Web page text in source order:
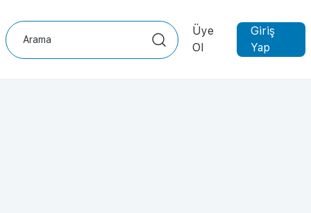
Üye
Ol
Giriş
Yap